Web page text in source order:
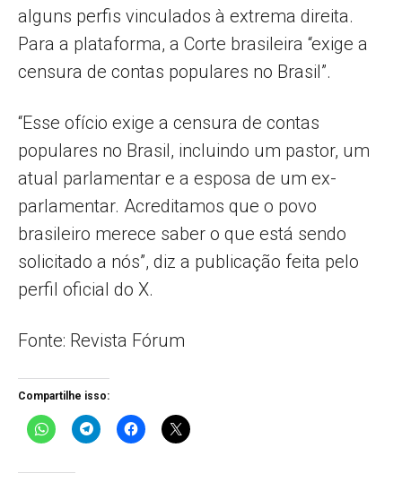
alguns perfis vinculados à extrema direita.
Para a plataforma, a Corte brasileira “exige a
censura de contas populares no Brasil”.
“Esse ofício exige a censura de contas
populares no Brasil, incluindo um pastor, um
atual parlamentar e a esposa de um ex-
parlamentar. Acreditamos que o povo
brasileiro merece saber o que está sendo
solicitado a nós”, diz a publicação feita pelo
perfil oficial do X.
Fonte: Revista Fórum
Compartilhe isso: